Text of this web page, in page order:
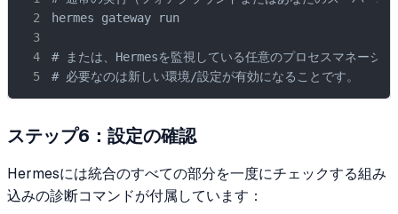
hermes gateway run
# または、Hermesを監視している任意のプロセスマネージ
# 必要なのは新しい環境/設定が有効になることです。
ステップ6：設定の確認
Hermesには統合のすべての部分を一度にチェックする組み
込みの診断コマンドが付属しています：